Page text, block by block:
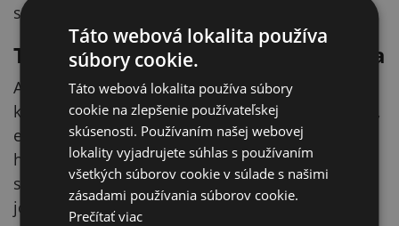
súly is.
Tartós kivitel istállóba és szabadba
A számok nagy ellenállóságú műanyagból
készülnek, és ellenállnak az időjárási hatásoknak,
ezért igénybevételesebb körülmények között is
használhatók. Fontos előnyük a letörölhetetlen
számjegy, amely hosszú távú használat mellett is
jól olvasható marad.
Táto webová lokalita používa
súbory cookie.
Táto webová lokalita používa súbory
cookie na zlepšenie používateľskej
skúsenosti. Používaním našej webovej
lokality vyjadrujete súhlas s používaním
všetkých súborov cookie v súlade s našimi
zásadami používania súborov cookie.
Prečítať viac